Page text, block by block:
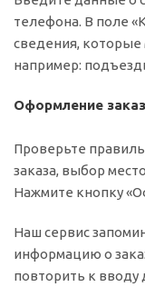
телефона. В поле
сведения, которые
например:
Оформление
Проверьте
заказа, выбор
Нажмите кнопку
Наш сервис
информацию о
повторить к